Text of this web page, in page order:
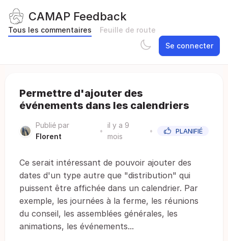
CAMAP Feedback
Tous les commentaires
Feuille de route
Se connecter
Permettre d'ajouter des
événements dans les calendriers
Publié par
Florent
•
il y a 9
mois
• PLANIFIÉ
Ce serait intéressant de pouvoir ajouter des
dates d'un type autre que "distribution" qui
puissent être affichée dans un calendrier. Par
exemple, les journées à la ferme, les réunions
du conseil, les assemblées générales, les
animations, les événements...